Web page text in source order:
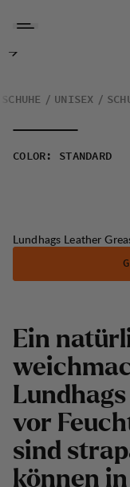
Lundhags Leather Grease
SCHUHE UNISEX
COLOR : STANDARD
Lundhags Leather
Ein
vor
sind
können